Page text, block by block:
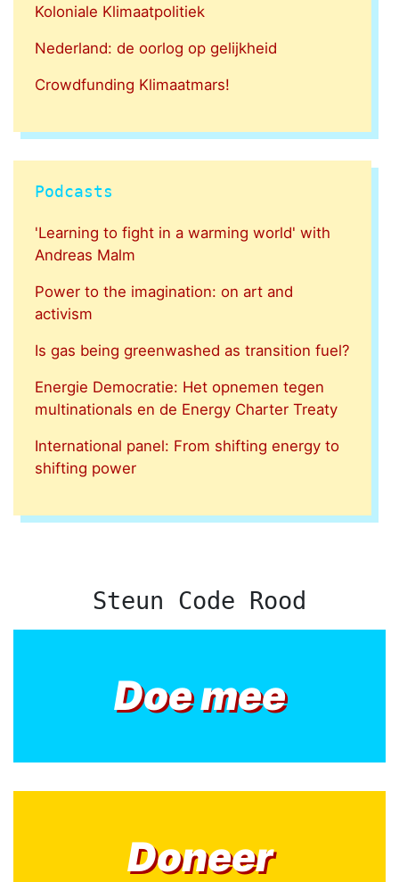
Koloniale Klimaatpolitiek
Nederland: de oorlog op gelijkheid
Crowdfunding Klimaatmars!
Podcasts
'Learning to fight in a warming world' with
Andreas Malm
Power to the imagination: on art and
activism
Is gas being greenwashed as transition fuel?
Energie Democratie: Het opnemen tegen
multinationals en de Energy Charter Treaty
International panel: From shifting energy to
shifting power
Steun Code Rood
Doe mee
Doneer